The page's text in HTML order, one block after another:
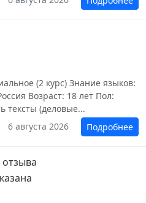
(2 курс) Знание языков:
Возраст: 18 лет Пол:
тексты (деловые...
6 августа 2026
Подробнее